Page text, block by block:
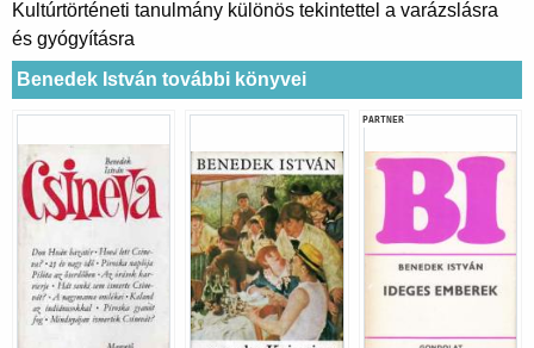
Kultúrtörténeti tanulmány különös tekintettel a varázslásra
és gyógyításra
Benedek István további könyvei
PARTNER